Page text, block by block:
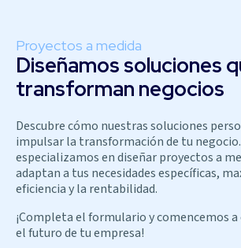
Proyectos a medida
Diseñamos soluciones
transforman negocios
Descubre cómo nuestras soluciones
impulsar la transformación de tu
especializamos en diseñar proyectos a
adaptan a tus necesidades específicas,
eficiencia y la rentabilidad.
¡Completa el formulario y comencemos
el futuro de tu empresa!